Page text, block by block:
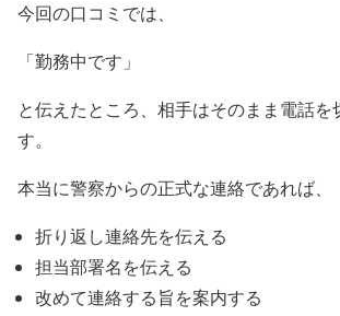
今回の口コミでは、
「勤務中です」
と伝えたところ、相手はそのまま電話を
す。
本当に警察からの正式な連絡であれば、
折り返し連絡先を伝える
担当部署名を伝える
改めて連絡する旨を案内する